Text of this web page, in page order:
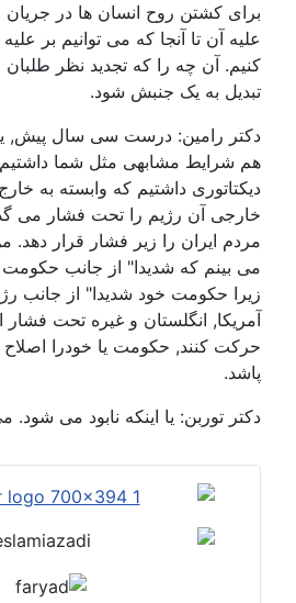
برای کشتن روح انسان ها در جریان
علیه آن تا آنجا که می توانیم بر علیه
کنیم. آن چه را که تجدید نظر طلبان
تبدیل به یک جنبش شود.
هم شرایط مشابهی مثل شما داشتیم.
دیکتاتوری داشتیم که وابسته به خارج
خارجی آن رژیم را تحت فشار می گذاشت
مردم ایران را زیر فشار قرار دهد. من
می بینم که شدیدا" از جانب حکومت
زیرا حکومت خود شدیدا" از جانب رژیم
آمریکا, انگلستان و غیره تحت فشار
حرکت کنند, حکومت یا خودرا اصلاح می
پاشد.
دکتر توربن: یا اینکه نابود می شود. می